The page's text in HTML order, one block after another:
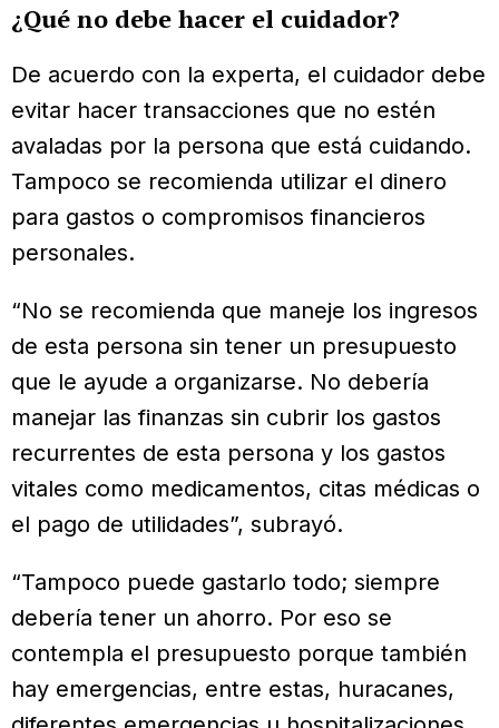
¿Qué no debe hacer el cuidador?
De acuerdo con la experta, el cuidador debe
evitar hacer transacciones que no estén
avaladas por la persona que está cuidando.
Tampoco se recomienda utilizar el dinero
para gastos o compromisos financieros
personales.
“No se recomienda que maneje los ingresos
de esta persona sin tener un presupuesto
que le ayude a organizarse. No debería
manejar las finanzas sin cubrir los gastos
recurrentes de esta persona y los gastos
vitales como medicamentos, citas médicas o
el pago de utilidades”, subrayó.
“Tampoco puede gastarlo todo; siempre
debería tener un ahorro. Por eso se
contempla el presupuesto porque también
hay emergencias, entre estas, huracanes,